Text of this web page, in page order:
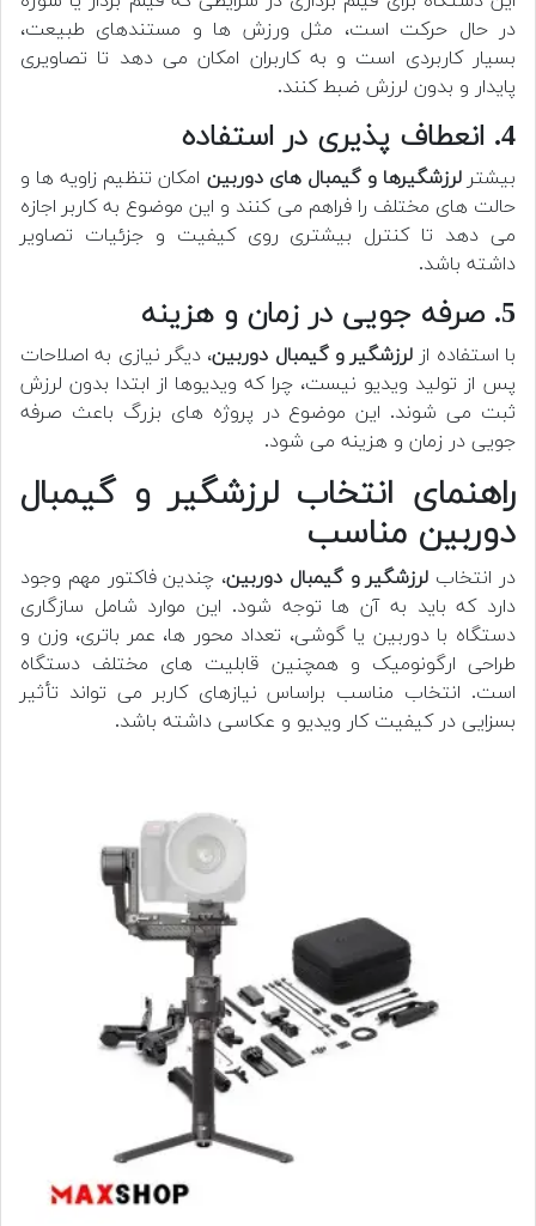
در حال حرکت است، مثل ورزش ها و مستندهای طبیعت،
بسیار کاربردی است و به کاربران امکان می دهد تا تصاویری
پایدار و بدون لرزش ضبط کنند.
4. انعطاف پذیری در استفاده
بیشترلرزشگیرها و گیمبال های دوربین امکان تنظیم زاویه ها و
حالت های مختلف را فراهم می کنند و این موضوع به کاربر اجازه
می دهد تا کنترل بیشتری روی کیفیت و جزئیات تصاویر
داشته باشد.
5. صرفه جویی در زمان و هزینه
با استفاده از لرزشگیر و گیمبال دوربین، دیگر نیازی به اصلاحات
پس از تولید ویدیو نیست، چرا که ویدیوها از ابتدا بدون لرزش
ثبت می شوند. این موضوع در پروژه های بزرگ باعث صرفه
جویی در زمان و هزینه می شود.
راهنمای انتخاب لرزشگیر و گیمبال
دوربین مناسب
در انتخاب لرزشگیر و گیمبال دوربین، چندین فاکتور مهم وجود
دارد که باید به آن ها توجه شود. این موارد شامل سازگاری
دستگاه با دوربین یا گوشی، تعداد محور ها، عمر باتری، وزن و
طراحی ارگونومیک و همچنین قابلیت های مختلف دستگاه
است. انتخاب مناسب براساس نیازهای کاربر می تواند تأثیر
بسزایی در کیفیت کار ویدیو و عکاسی داشته باشد.